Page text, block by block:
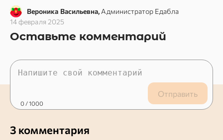
Вероника Васильевна, Администратор Едабла
14 февраля 2025
Оставьте комментарий
Отправить
0 / 1000
3 комментария